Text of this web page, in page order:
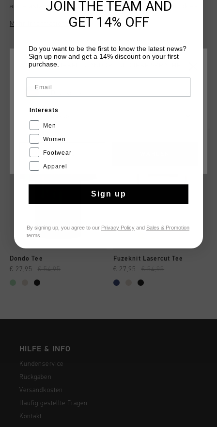
and elastane. The soft material ensures that the shirt does
not rub along the skin during any activity. With Cruyff
Montserrat print on chest. Composition: 95% cotton/5%
Mehr Informationen
DAS KÖNNTE IHNEN AUCH GEFALLEN
Dondo Tee
€ 27,95 € 54,95
Fuzeknit Lasercut Tee
€ 27,95 € 54,95
HILFE & INFO
Kundenservice
Rückgaben
Versandkosten
Häufig gestellte Fragen
Kontakt
WÄHLEN SIE IHREN STANDORT UND IHRE SPRACHE
CANCEL
JOIN THE TEAM AND
GET 14% OFF
Do you want to be the first to know the latest news?
Sign up now and get a 14% discount on your first
purchase.
Interests
Men
Women
Footwear
Apparel
Sign up
By signing up, you agree to our Privacy Policy and Sales & Promotion
terms